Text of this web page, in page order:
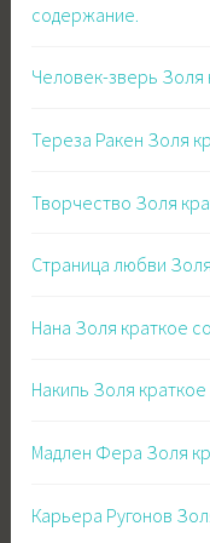
содержание.
Человек-зверь Золя
Тереза Ракен Золя
Творчество Золя
Страница любви
Нана Золя краткое
Накипь Золя
Мадлен Фера Золя
Карьера Ругонов